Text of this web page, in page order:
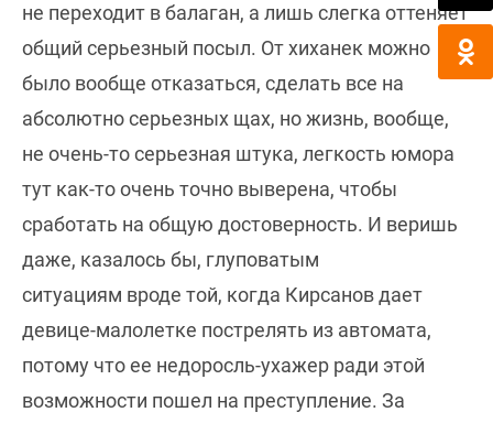
не переходит в балаган, а лишь слегка оттеняет
общий серьезный посыл. От хиханек можно
было вообще отказаться, сделать все на
абсолютно серьезных щах, но жизнь, вообще,
не очень-то серьезная штука, легкость юмора
тут как-то очень точно выверена, чтобы
сработать на общую достоверность. И веришь
даже, казалось бы, глуповатым
ситуациям вроде той, когда Кирсанов дает
девице-малолетке пострелять из автомата,
потому что ее недоросль-ухажер ради этой
возможности пошел на преступление. За